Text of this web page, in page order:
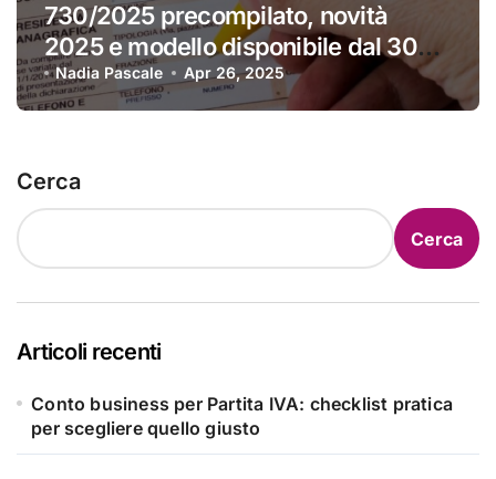
730/2025 precompilato, novità
2025 e modello disponibile dal 30
aprile
Nadia Pascale Apr 26, 2025
Cerca
Cerca
Articoli recenti
Conto business per Partita IVA: checklist pratica
per scegliere quello giusto